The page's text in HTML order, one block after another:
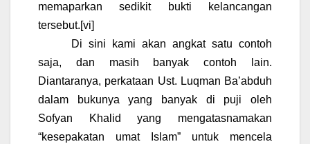
memaparkan sedikit bukti kelancangan
tersebut.[vi]
Di sini kami akan angkat satu contoh
saja, dan masih banyak contoh lain.
Diantaranya, perkataan Ust. Luqman Ba’abduh
dalam bukunya yang banyak di puji oleh
Sofyan Khalid yang mengatasnamakan
“kesepakatan umat Islam” untuk mencela